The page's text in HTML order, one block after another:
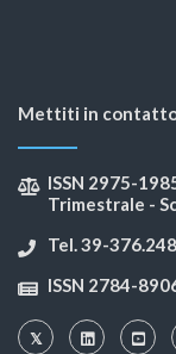
Mettiti in
ISSN 2975-
Trimestrale -
Tel. 39-
ISSN 2784-